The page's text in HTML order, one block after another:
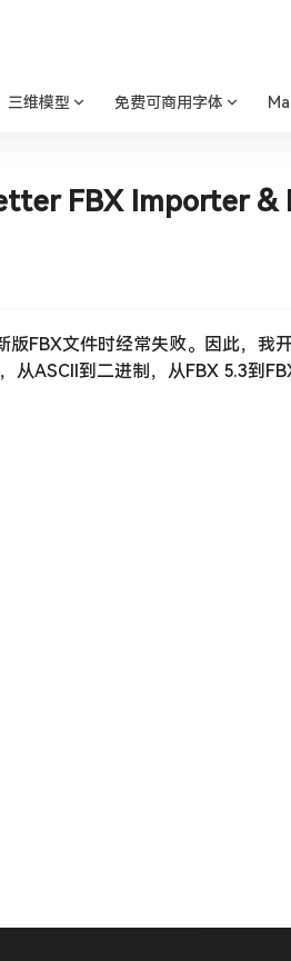
三维模型 免费可商用字体
FBX Importer &
FBX文件时经常失败。因此，我
ASCII到二进制，从FBX 5.3到